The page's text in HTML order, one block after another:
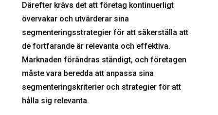
Därefter krävs det att företag kontinuerligt
övervakar och utvärderar sina
segmenteringsstrategier för att säkerställa att
de fortfarande är relevanta och effektiva.
Marknaden förändras ständigt, och företagen
måste vara beredda att anpassa sina
segmenteringskriterier och strategier för att
hålla sig relevanta.